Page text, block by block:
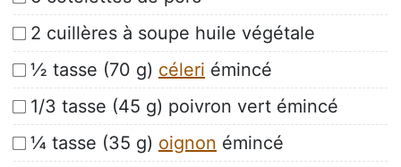
2 cuillères à soupe huile végétale
½ tasse (70 g) céleri émincé
1/3 tasse (45 g) poivron vert émincé
¼ tasse (35 g) oignon émincé